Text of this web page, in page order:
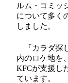
ルム・コミッ
について多く
しました。
『カラダ探
内のロケ地を
KFCが支援し
ています。